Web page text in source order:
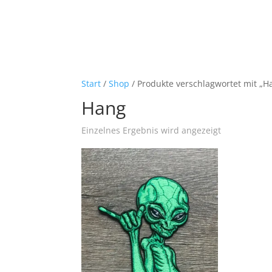
Start /Shop / Produkte verschlagwortet mit
Hang
Einzelnes Ergebnis wird angezeigt